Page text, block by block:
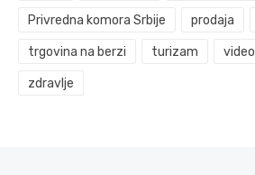
Privredna komora Srbije prodaja
trgovina na berzi turizam video
zdravlje